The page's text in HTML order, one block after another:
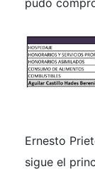
pudo
Ernesto
sigue el